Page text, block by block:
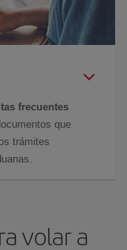
frecuentes
que
trámites
volar a